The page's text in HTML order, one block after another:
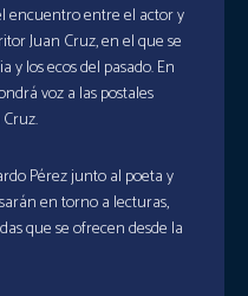
encuentro entre el actor y
Juan Cruz, en el que se
y los ecos del pasado. En
voz a las postales
Pérez junto al poeta y
en torno a lecturas,
que se ofrecen desde la